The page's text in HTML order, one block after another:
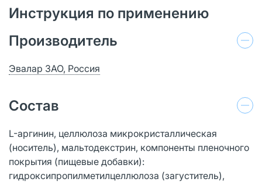
Инструкция по применению
Производитель
Эвалар ЗАО, Россия
Состав
L-аргинин, целлюлоза микрокристаллическая
(носитель), мальтодекстрин, компоненты пленочного
покрытия (пищевые добавки):
гидроксипропилметилцеллюлоза (загуститель),